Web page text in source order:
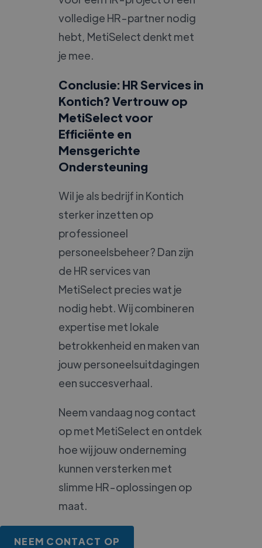
volledige HR-partner nodig
hebt, MetiSelect denkt met
je mee.
Conclusie: HR Services in
Kontich? Vertrouw op
MetiSelect voor
Efficiënte en
Mensgerichte
Ondersteuning
Wil je als bedrijf in Kontich
sterker inzetten op
professioneel
personeelsbeheer? Dan zijn
de HR services van
MetiSelect precies wat je
nodig hebt. Wij combineren
expertise met lokale
betrokkenheid en maken van
jouw personeelsuitdagingen
een succesverhaal.
Neem vandaag nog contact
op met MetiSelect en ontdek
hoe wij jouw onderneming
kunnen versterken met
slimme HR-oplossingen op
maat.
NEEM CONTACT OP